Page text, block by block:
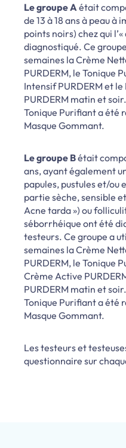
Le groupe A était
de 13 à 18 ans à peau à
points noirs) chez qui
diagnostiqué. Ce
semaines la Crème
PURDERM, le Tonique
Intensif PURDERM et
PURDERM matin et
Tonique Purifiant a été
Masque Gommant.
Le groupe Bétait
ans, ayant également
papules, pustules et/ou
partie sèche, sensible
Acne tarda ») ou
séborrhéique ont été
testeurs. Ce groupe a
semaines la Crème
PURDERM, le Tonique
Crème Active
PURDERM matin et
Tonique Purifiant a été
Masque Gommant.
Les testeurs et
questionnaire sur